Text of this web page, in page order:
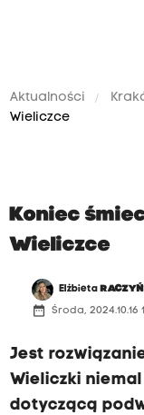
Aktualności
Wieliczce
Koniec
Wieliczce
Elżbieta
date_range Środa, 2024.10.16
Jest
Wieliczki
dotyczącą